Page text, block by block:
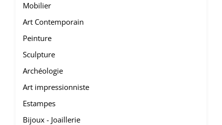
Mobilier
Art Contemporain
Peinture
Sculpture
Archéologie
Art impressionniste
Estampes
Bijoux - Joaillerie